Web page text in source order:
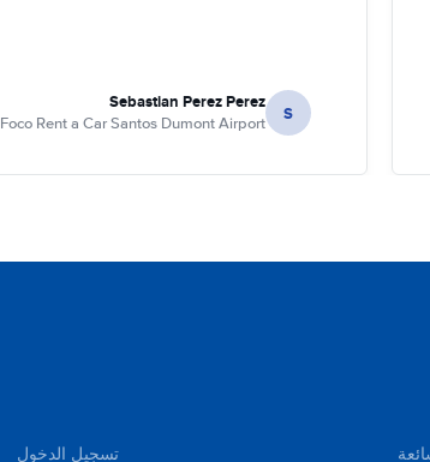
S
Sebastian Perez Perez
Foco Rent a Car Santos Dumont Airport
تسجيل الدخول